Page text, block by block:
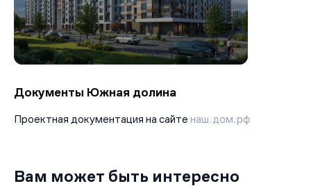
Документы Южная долина
Проектная документация на сайте наш.дом.рф
Вам может быть интересно